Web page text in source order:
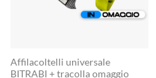
Affilacoltelli universale
BITRABI + tracolla omaggio